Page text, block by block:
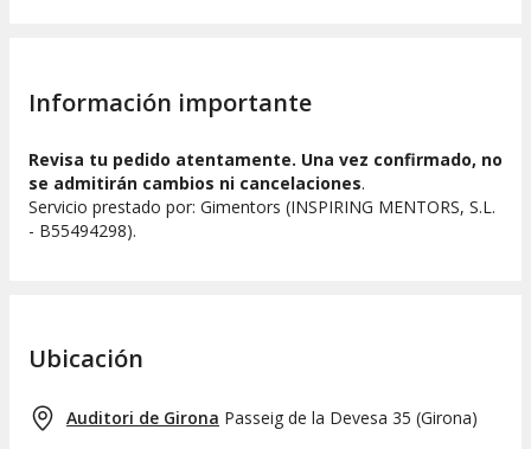
Información importante
Revisa tu pedido atentamente. Una vez confirmado, no
se admitirán cambios ni cancelaciones.
Servicio prestado por: Gimentors (INSPIRING MENTORS, S.L.
- B55494298).
Ubicación
Auditori de Girona Passeig de la Devesa 35 (Girona)